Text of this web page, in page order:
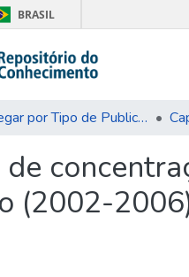
BRASIL
Navegar por Tipo de Publicação
(2002-